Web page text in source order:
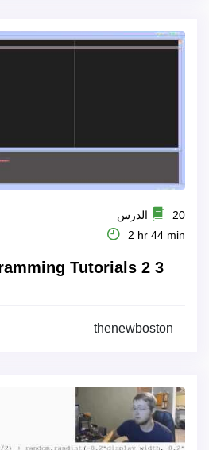
20 الدرس
2 hr 44 min
Tutorials 2 3
thenewboston